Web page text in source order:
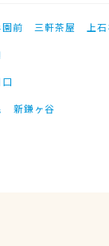
前 三軒茶屋 上
新鎌ヶ谷